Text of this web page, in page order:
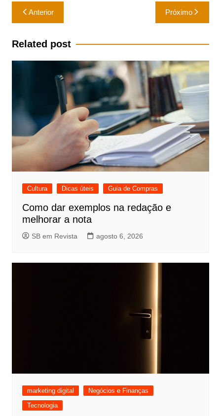
Navegação
de
Post
Anterior Próximo
Related post
Cultura Dicas úteis Guia de Compras
Como dar exemplos na redação e
melhorar a nota
SB em Revista agosto 6, 2026
marketing digital
Negócios e Finanças
Tecnologia